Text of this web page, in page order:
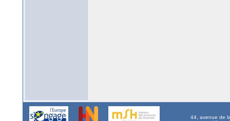
44, avenue de